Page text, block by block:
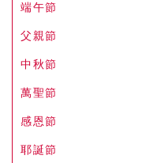
端午節
父親節
中秋節
萬聖節
感恩節
耶誕節